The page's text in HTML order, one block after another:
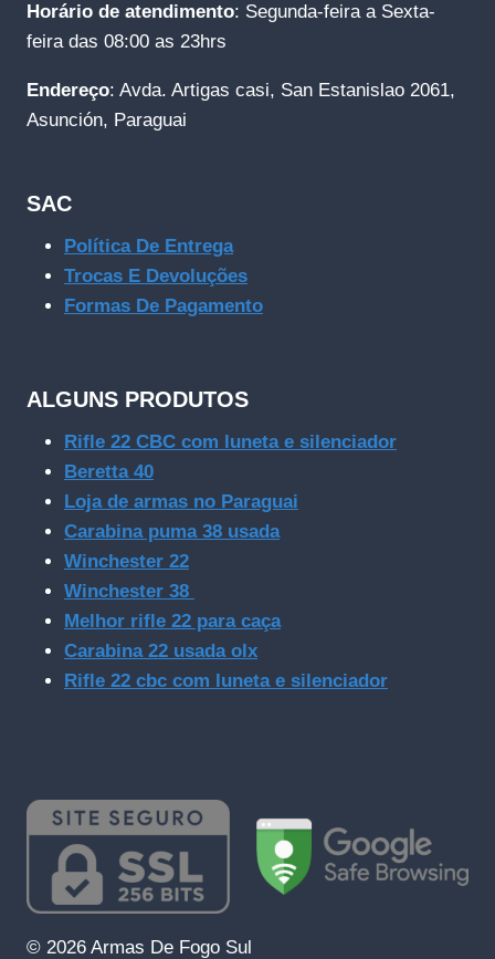
Horário de atendimento: Segunda-feira a Sexta-
feira das 08:00 as 23hrs
Endereço: Avda. Artigas casi, San Estanislao 2061,
Asunción, Paraguai
SAC
Política De Entrega
Trocas E Devoluções
Formas De Pagamento
ALGUNS PRODUTOS
Rifle 22 CBC com luneta e silenciador
Beretta 40
Loja de armas no Paraguai
Carabina puma 38 usada
Winchester 22
Winchester 38
Melhor rifle 22 para caça
Carabina 22 usada olx
Rifle 22 cbc com luneta e silenciador
© 2026 Armas De Fogo Sul